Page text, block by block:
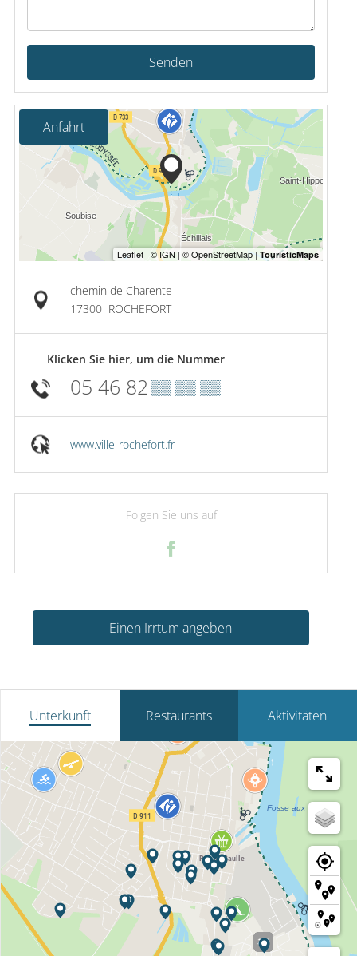
Senden
Anfahrt
chemin de Charente
17300 ROCHEFORT
Klicken Sie hier, um die Nummer
05 46 82▒▒ ▒▒ ▒▒
www.ville-rochefort.fr
Folgen Sie uns auf
Einen Irrtum angeben
Unterkunft Restaurants Aktivitäten